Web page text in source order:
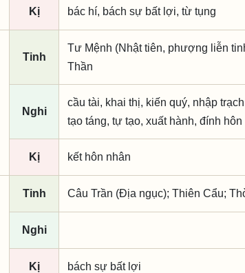
Kị bác hí, bách sự bất lợi, từ tụng
Tinh
Tư Mệnh (Nhật tiên, phượng liễn
Thần
Nghi
cầu tài, khai thị, kiến quý, nhập
tạo táng, tự tạo, xuất hành, đính hôn
Kị kết hôn nhân
Tinh Câu Trần (Địa ngục); Thiên Cẩu;
Nghi
Kị bách sự bất lợi